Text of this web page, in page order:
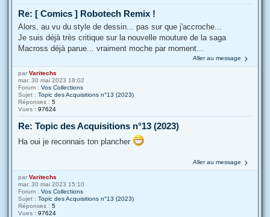
Re: [ Comics ] Robotech Remix !
Alors, au vu du style de dessin... pas sur que j'accroche...
Je suis déjà très critique sur la nouvelle mouture de la saga
Macross déjà parue... vraiment moche par moment...
Aller au message
par Varitechs
mar. 30 mai 2023 18:02
Forum : Vos Collections
Sujet : Topic des Acquisitions n°13 (2023)
Réponses : 5
Vues : 97624
Re: Topic des Acquisitions n°13 (2023)
Ha oui je reconnais ton plancher
Aller au message
par Varitechs
mar. 30 mai 2023 15:10
Forum : Vos Collections
Sujet : Topic des Acquisitions n°13 (2023)
Réponses : 5
Vues : 97624